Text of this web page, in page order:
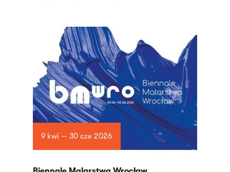
9 kwi — 30 cze 2026